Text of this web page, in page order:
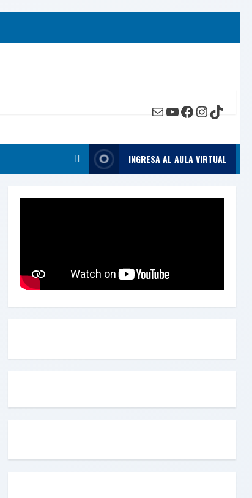
MailYouTube
Facebook
TikTok
INGRESA AL AULA VIRTUAL